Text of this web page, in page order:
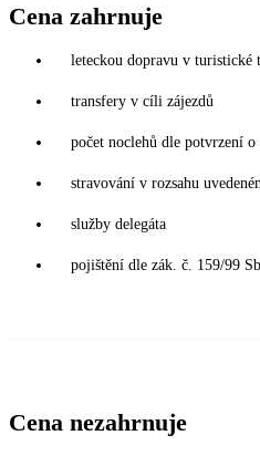
Cena zahrnuje
leteckou dopravu v turistické
transfery v cíli zájezdů
počet noclehů dle potvrzení o
stravování v rozsahu
služby delegáta
pojištění dle zák. č. 159/99 Sb.
Cena nezahrnuje